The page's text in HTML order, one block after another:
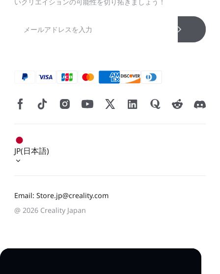
Email: Store.jp@creality.com
JP(日本語)
@ 2026 Creality Japan